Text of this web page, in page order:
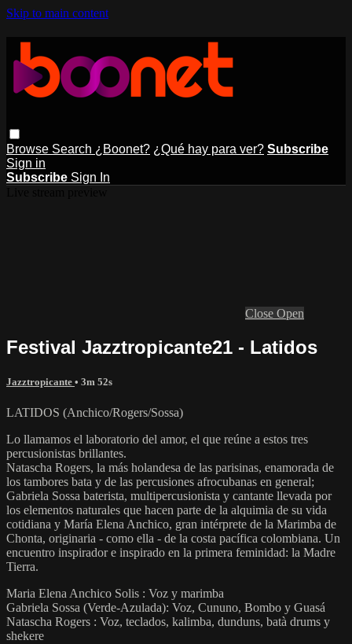
Skip to main content
Browse Search ¿Boonet? ¿Qué hay para ver? Subscribe
Sign in
Subscribe Sign In
Close Open
Festival Jazztropicante21 - Latidos
Jazztropicante • 3m 52s
LATIDOS (Anchico/Rogers/Sossa)
Lo llamamos el laboratorio del amor, el que reúne a estos tres
percusionistas brillantes.
Natascha Rogers, la más holandesa de las parisinas, enamorada de
los tambores bata y de las percusiones afrocubanas en general;
Gabriela Sossa baterista, multipercusionista y cantante llevada por
los elementos naturales que hacen parte de la alquimia de su vida
cotidiana y María Elena Anchico, gran intérprete de la Marimba de
Chonta, originaria - como ella - de la costa pacífica colombiana. Un
encuentro inspirador e inspirado en la primera feminidad: la Madre
Tierra.
Maria Elena Anchico Solis : Voz y marimba
Gabriela Sossa (Verde-Azulada): Voz, Cununo, Bombo y Guasá
Natascha Rogers : Voz, teclados, kalimba, dunduns, batà drums y
shekere